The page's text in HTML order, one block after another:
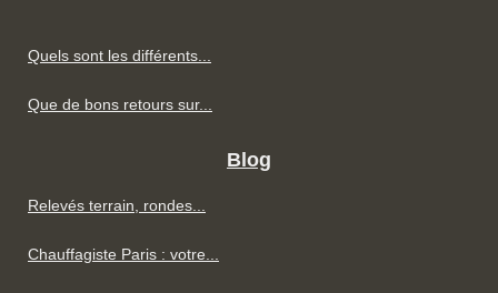
Quels sont les différents...
Que de bons retours sur...
Blog
Relevés terrain, rondes...
Chauffagiste Paris : votre...